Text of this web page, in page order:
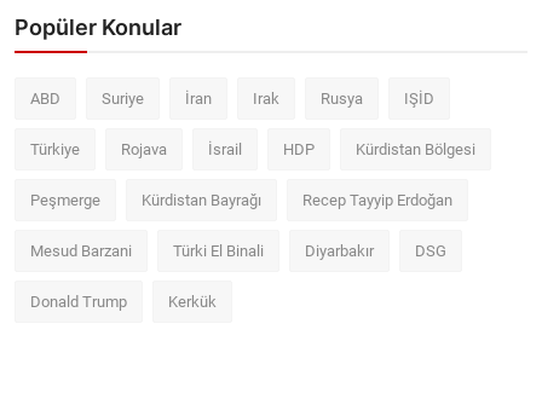
Popüler Konular
ABD Suriye İran Irak Rusya IŞİD
Türkiye Rojava İsrail HDP Kürdistan Bölgesi
Peşmerge Kürdistan Bayrağı Recep Tayyip Erdoğan
Mesud Barzani Türki El Binali Diyarbakır DSG
Donald Trump Kerkük